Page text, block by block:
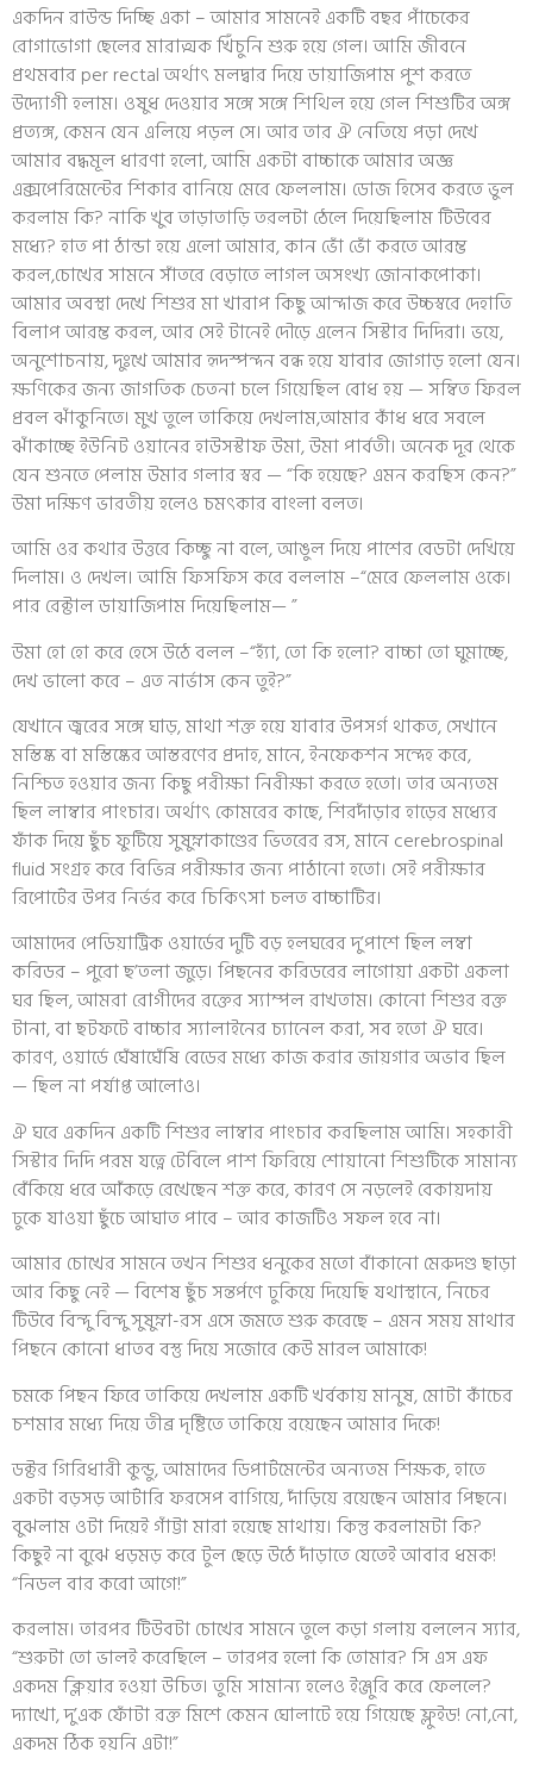
একদিন রাউন্ড দিচ্ছি একা – আমার সামনেই একটি বছর পাঁচেকের
রোগাভোগা ছেলের মারাত্মক খিঁচুনি শুরু হয়ে গেল। আমি জীবনে
প্রথমবার per rectal অর্থাৎ মলদ্বার দিয়ে ডায়াজিপাম পুশ করতে
উদ্যোগী হলাম। ওষুধ দেওয়ার সঙ্গে সঙ্গে শিথিল হয়ে গেল শিশুটির অঙ্গ
প্রত্যঙ্গ, কেমন যেন এলিয়ে পড়ল সে। আর তার ঐ নেতিয়ে পড়া দেখে
আমার বদ্ধমূল ধারণা হলো, আমি একটা বাচ্চাকে আমার অজ্ঞ
এক্সপেরিমেন্টের শিকার বানিয়ে মেরে ফেললাম। ডোজ হিসেব করতে ভুল
করলাম কি? নাকি খুব তাড়াতাড়ি তরলটা ঠেলে দিয়েছিলাম টিউবের
মধ্যে? হাত পা ঠান্ডা হয়ে এলো আমার, কান ভোঁ ভোঁ করতে আরম্ভ
করল,চোখের সামনে সাঁতরে বেড়াতে লাগল অসংখ্য জোনাকপোকা।
আমার অবস্থা দেখে শিশুর মা খারাপ কিছু আন্দাজ করে উচ্চস্বরে দেহাতি
বিলাপ আরম্ভ করল, আর সেই টানেই দৌড়ে এলেন সিস্টার দিদিরা। ভয়ে,
অনুশোচনায়, দুঃখে আমার হৃদস্পন্দন বন্ধ হয়ে যাবার জোগাড় হলো যেন।
ক্ষণিকের জন্য জাগতিক চেতনা চলে গিয়েছিল বোধ হয় — সম্বিত ফিরল
প্রবল ঝাঁকুনিতে। মুখ তুলে তাকিয়ে দেখলাম,আমার কাঁধ ধরে সবলে
ঝাঁকাচ্ছে ইউনিট ওয়ানের হাউসস্টাফ উমা, উমা পার্বতী। অনেক দূর থেকে
যেন শুনতে পেলাম উমার গলার স্বর — “কি হয়েছে? এমন করছিস কেন?”
উমা দক্ষিণ ভারতীয় হলেও চমৎকার বাংলা বলত।
আমি ওর কথার উত্তরে কিচ্ছু না বলে, আঙুল দিয়ে পাশের বেডটা দেখিয়ে
দিলাম। ও দেখল। আমি ফিসফিস করে বললাম –“মেরে ফেললাম ওকে।
পার রেক্টাল ডায়াজিপাম দিয়েছিলাম— ”
উমা হো হো করে হেসে উঠে বলল –“হ্যাঁ, তো কি হলো? বাচ্চা তো ঘুমাচ্ছে,
দেখ ভালো করে – এত নার্ভাস কেন তুই?”
যেখানে জ্বরের সঙ্গে ঘাড়, মাথা শক্ত হয়ে যাবার উপসর্গ থাকত, সেখানে
মস্তিষ্ক বা মস্তিষ্কের আস্তরণের প্রদাহ, মানে, ইনফেকশন সন্দেহ করে,
নিশ্চিত হওয়ার জন্য কিছু পরীক্ষা নিরীক্ষা করতে হতো। তার অন্যতম
ছিল লাম্বার পাংচার। অর্থাৎ কোমরের কাছে, শিরদাঁড়ার হাড়ের মধ্যের
ফাঁক দিয়ে ছুঁচ ফুটিয়ে সুষুম্নাকাণ্ডের ভিতরের রস, মানে cerebrospinal
fluid সংগ্রহ করে বিভিন্ন পরীক্ষার জন্য পাঠানো হতো। সেই পরীক্ষার
রিপোর্টের উপর নির্ভর করে চিকিৎসা চলত বাচ্চাটির।
আমাদের পেডিয়াট্রিক ওয়ার্ডের দুটি বড় হলঘরের দু’পাশে ছিল লম্বা
করিডর – পুরো ছ’তলা জুড়ে। পিছনের করিডরের লাগোয়া একটা একলা
ঘর ছিল, আমরা রোগীদের রক্তের স্যাম্পল রাখতাম। কোনো শিশুর রক্ত
টানা, বা ছটফটে বাচ্চার স্যালাইনের চ্যানেল করা, সব হতো ঐ ঘরে।
কারণ, ওয়ার্ডে ঘেঁষাঘেঁষি বেডের মধ্যে কাজ করার জায়গার অভাব ছিল
— ছিল না পর্যাপ্ত আলোও।
ঐ ঘরে একদিন একটি শিশুর লাম্বার পাংচার করছিলাম আমি। সহকারী
সিস্টার দিদি পরম যত্নে টেবিলে পাশ ফিরিয়ে শোয়ানো শিশুটিকে সামান্য
বেঁকিয়ে ধরে আঁকড়ে রেখেছেন শক্ত করে, কারণ সে নড়লেই বেকায়দায়
ঢুকে যাওয়া ছুঁচে আঘাত পাবে – আর কাজটিও সফল হবে না।
আমার চোখের সামনে তখন শিশুর ধনুকের মতো বাঁকানো মেরুদণ্ড ছাড়া
আর কিছু নেই — বিশেষ ছুঁচ সন্তর্পণে ঢুকিয়ে দিয়েছি যথাস্থানে, নিচের
টিউবে বিন্দু বিন্দু সুষুম্না-রস এসে জমতে শুরু করেছে – এমন সময় মাথার
পিছনে কোনো ধাতব বস্তু দিয়ে সজোরে কেউ মারল আমাকে!
চমকে পিছন ফিরে তাকিয়ে দেখলাম একটি খর্বকায় মানুষ, মোটা কাঁচের
চশমার মধ্যে দিয়ে তীব্র দৃষ্টিতে তাকিয়ে রয়েছেন আমার দিকে!
ডক্টর গিরিধারী কুন্ডু, আমাদের ডিপার্টমেন্টের অন্যতম শিক্ষক, হাতে
একটা বড়সড় আর্টারি ফরসেপ বাগিয়ে, দাঁড়িয়ে রয়েছেন আমার পিছনে।
বুঝলাম ওটা দিয়েই গাঁট্টা মারা হয়েছে মাথায়। কিন্তু করলামটা কি?
কিছুই না বুঝে ধড়মড় করে টুল ছেড়ে উঠে দাঁড়াতে যেতেই আবার ধমক!
“নিডল বার করো আগে!”
করলাম। তারপর টিউবটা চোখের সামনে তুলে কড়া গলায় বললেন স্যার,
“শুরুটা তো ভালই করেছিলে – তারপর হলো কি তোমার? সি এস এফ
একদম ক্লিয়ার হওয়া উচিত। তুমি সামান্য হলেও ইঞ্জুরি করে ফেললে?
দ্যাখো, দু’এক ফোঁটা রক্ত মিশে কেমন ঘোলাটে হয়ে গিয়েছে ফ্লুইড! নো,নো,
একদম ঠিক হয়নি এটা!”